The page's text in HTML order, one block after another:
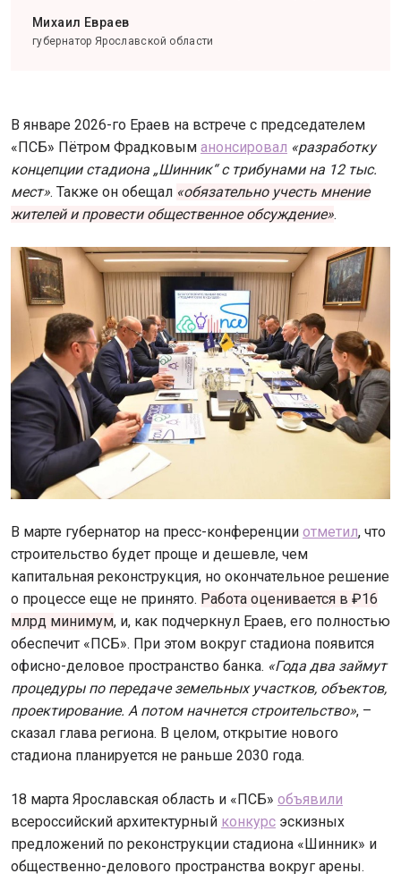
Михаил Евраев
губернатор Ярославской области
В январе 2026-го Ераев на встрече с председателем
«ПСБ» Пётром Фрадковым анонсировал «разработку
концепции стадиона „Шинник“ с трибунами на 12 тыс.
мест». Также он обещал «обязательно учесть мнение
жителей и провести общественное обсуждение».
В марте губернатор на пресс-конференции отметил, что
строительство будет проще и дешевле, чем
капитальная реконструкция, но окончательное решение
о процессе еще не принято. Работа оценивается в ₽16
млрд минимум, и, как подчеркнул Ераев, его полностью
обеспечит «ПСБ». При этом вокруг стадиона появится
офисно-деловое пространство банка. «Года два займут
процедуры по передаче земельных участков, объектов,
проектирование. А потом начнется строительство», –
сказал глава региона. В целом, открытие нового
стадиона планируется не раньше 2030 года.
18 марта Ярославская область и «ПСБ» объявили
всероссийский архитектурный конкурс эскизных
предложений по реконструкции стадиона «Шинник» и
общественно-делового пространства вокруг арены.